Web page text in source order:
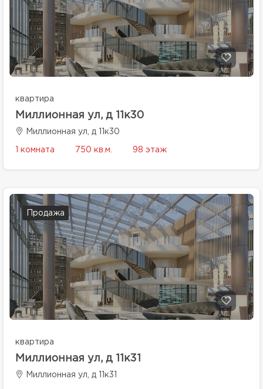
квартира
Миллионная ул, д 11к30
Миллионная ул, д 11к30
1 комната 750 кв.м. 98 этаж
Продажа
квартира
Миллионная ул, д 11к31
Миллионная ул, д 11к31